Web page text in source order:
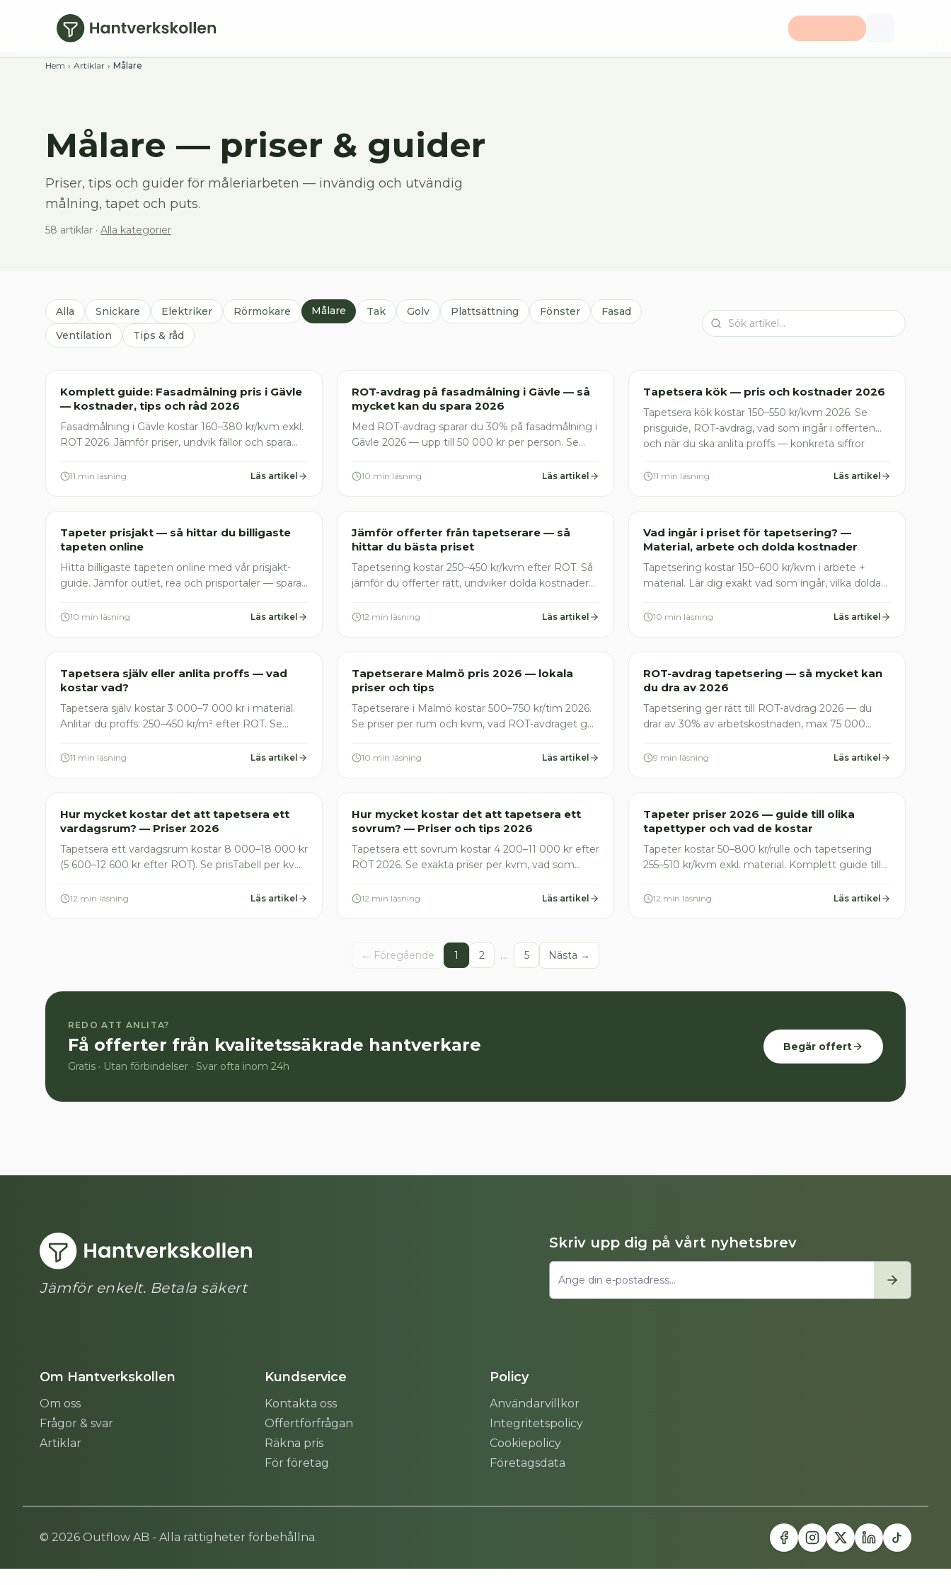
Hoppa till huvudinnehåll
Hem › Artiklar › Målare
Målare — priser & guider
Priser, tips och guider för måleriarbeten — invändig och utvändig
målning, tapet och puts.
58 artiklar · Alla kategorier
Alla Snickare Elektriker Rörmokare Målare Tak Golv Plattsättning Fönster
Fasad
Ventilation
Tips & råd
Målare
Komplett guide: Fasadmålning pris i Gävle
— kostnader, tips och råd 2026
Fasadmålning i Gävle kostar 160–380 kr/kvm exkl.
ROT 2026. Jämför priser, undvik fällor och spara
11 min läsning Läs artikel
Målare
ROT-avdrag på fasadmålning i Gävle — så
mycket kan du spara 2026
Med ROT-avdrag sparar du 30% på fasadmålning i
Gävle 2026 — upp till 50 000 kr per person. Se
undvika.
10 min läsning Läs artikel
Målare
Tapetsera kök — pris och kostnader 2026
Tapetsera kök kostar 150–550 kr/kvm 2026. Se
prisguide, ROT-avdrag, vad som ingår i offerten
och när du ska anlita proffs — konkreta siffror
11 min läsning Läs artikel
Målare
Tapeter prisjakt — så hittar du billigaste
tapeten online
Hitta billigaste tapeten online med vår prisjakt-
guide. Jämför outlet, rea och prisportaler — spara
2026.
10 min läsning Läs artikel
Målare
Jämför offerter från tapetserare — så
hittar du bästa priset
Tapetsering kostar 250–450 kr/kvm efter ROT. Så
jämför du offerter rätt, undviker dolda kostnader
offerter här
12 min läsning Läs artikel
Målare
Vad ingår i priset för tapetsering? —
Material, arbete och dolda kostnader
Tapetsering kostar 150–600 kr/kvm i arbete +
material. Lär dig exakt vad som ingår, vilka dolda
vanligaste fallgroparna.
10 min läsning Läs artikel
Målare
Tapetsera själv eller anlita proffs — vad
kostar vad?
Tapetsera själv kostar 3 000–7 000 kr i material.
Anlitar du proffs: 250–450 kr/m² efter ROT. Se
lönar sig.
11 min läsning Läs artikel
Målare
Tapetserare Malmö pris 2026 — lokala
priser och tips
Tapetserare i Malmö kostar 500–750 kr/tim 2026.
Se priser per rum och kvm, vad ROT-avdraget ger
gratis offert!
10 min läsning Läs artikel
Målare
ROT-avdrag tapetsering — så mycket kan
du dra av 2026
Tapetsering ger rätt till ROT-avdrag 2026 — du
drar av 30% av arbetskostnaden, max 75 000
fallgropar här
9 min läsning Läs artikel
Målare
Hur mycket kostar det att tapetsera ett
vardagsrum? — Priser 2026
Tapetsera ett vardagsrum kostar 8 000–18 000 kr
(5 600–12 600 kr efter ROT). Se prisTabell per kvm,
fällorna 2026.
12 min läsning Läs artikel
Målare
Hur mycket kostar det att tapetsera ett
sovrum? — Priser och tips 2026
Tapetsera ett sovrum kostar 4 200–11 000 kr efter
ROT 2026. Se exakta priser per kvm, vad som
offerter.
12 min läsning Läs artikel
Målare
Tapeter priser 2026 — guide till olika
tapettyper och vad de kostar
Tapeter kostar 50–800 kr/rulle och tapetsering
255–510 kr/kvm exkl. material. Komplett guide till
2026.
12 min läsning Läs artikel
← Föregående 1 2 … 5 Nästa →
REDO ATT ANLITA?
Få offerter från kvalitetssäkrade hantverkare
Gratis · Utan förbindelser · Svar ofta inom 24h
Begär offert
Jämför enkelt. Betala säkert
Skriv upp dig på vårt nyhetsbrev
Om Hantverkskollen
Om oss
Frågor & svar
Artiklar
Kundservice
Kontakta oss
Offertförfrågan
Räkna pris
För företag
Policy
Användarvillkor
Integritetspolicy
Cookiepolicy
Företagsdata
© 2026 Outflow AB - Alla rättigheter förbehållna.